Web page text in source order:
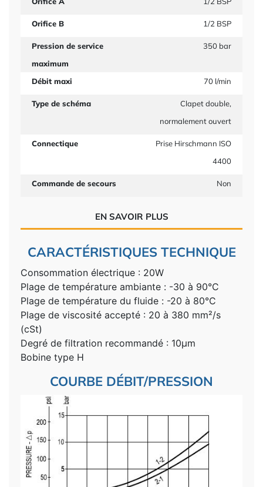
Orifice B 1/2 BSP
Pression de service
maximum
350 bar
Débit maxi 70 l/min
Type de schéma
Clapet double,
normalement ouvert
Connectique
Prise Hirschmann ISO
4400
Commande de secours Non
EN SAVOIR PLUS
CARACTÉRISTIQUES TECHNIQUE
Consommation électrique : 20W
Plage de température ambiante : -30 à 90°C
Plage de température du fluide : -20 à 80°C
Plage de viscosité accepté : 20 à 380 mm²/s
(cSt)
Degré de filtration recommandé : 10µm
Bobine type H
COURBE DÉBIT/PRESSION